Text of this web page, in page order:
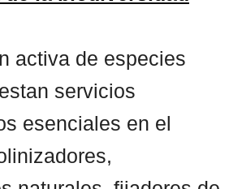
activa de especies
servicios
esenciales en el